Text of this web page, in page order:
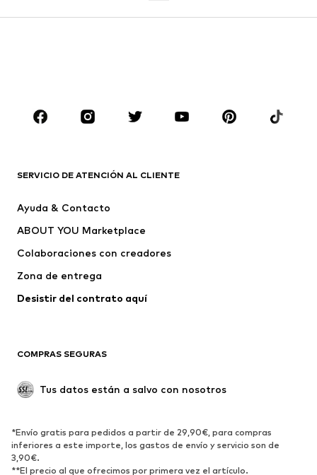
ROPA
Camisetas
Jeans
Pantalones
Ropa interior
Jerséis y cárdigans
Trajes y chaquetas
Nuevo
Tendencia
Zapatos bajos
Zapatos deportivos
Zapatos abiertos
SERVICIO DE ATENCIÓN AL CLIENTE
Ayuda & Contacto
ABOUT YOU Marketplace
Colaboraciones con creadores
Zona de entrega
Desistir del contrato aquí
COMPRAS SEGURAS
Tus datos están a salvo con nosotros
*Envío gratis para pedidos a partir de 29,90€, para compras
inferiores a este importe, los gastos de envío y servicio son de
3,90€.
**El precio al que ofrecimos por primera vez el artículo.